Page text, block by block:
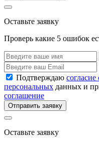
Оставьте заявку
Проверь какие 5 ошибок
Подтверждаю
персональных данных и
соглашение
Отправить заявку
Оставьте заявку